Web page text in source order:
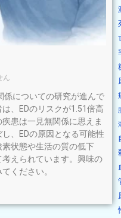
ん
係についての研究が進んで
、EDのリスクが1.51倍高
患は一見無関係に思えま
、EDの原因となる可能性
状態や生活の質の低下
えられています。興味の
ください。